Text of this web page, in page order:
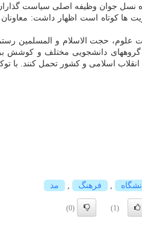
نسل جوان وظیفه اصلی سیاست
ها کوتاه است اظهار داشت:
حجت الاسلام و المسلمین
دانشجویی مختلف و کوشش
اسلامی و کشور تحمل کنند. با
, فرهنگ , مد
(1)
(0)